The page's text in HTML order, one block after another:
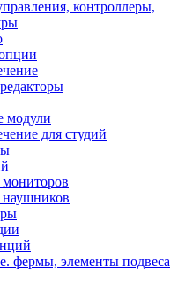
контроллеры,
модули
для студий
наушников
фермы, элементы подвеса